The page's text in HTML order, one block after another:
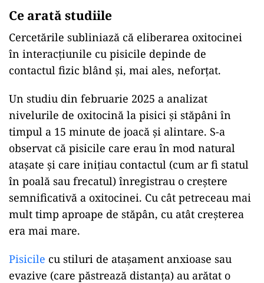
Ce arată studiile
Cercetările subliniază că eliberarea oxitocinei
în interacţiunile cu pisicile depinde de
contactul fizic blând și, mai ales, neforțat.
Un studiu din februarie 2025 a analizat
nivelurile de oxitocină la pisici și stăpâni în
timpul a 15 minute de joacă și alintare. S-a
observat că pisicile care erau în mod natural
atașate și care inițiau contactul (cum ar fi statul
în poală sau frecatul) înregistrau o creștere
semnificativă a oxitocinei. Cu cât petreceau mai
mult timp aproape de stăpân, cu atât creșterea
era mai mare.
Pisicile cu stiluri de atașament anxioase sau
evazive (care păstrează distanța) au arătat o